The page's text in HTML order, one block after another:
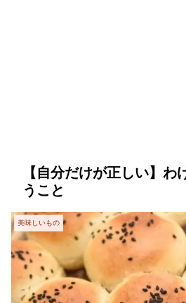
【自分だけが正しい】わ
うこと
美味しいもの